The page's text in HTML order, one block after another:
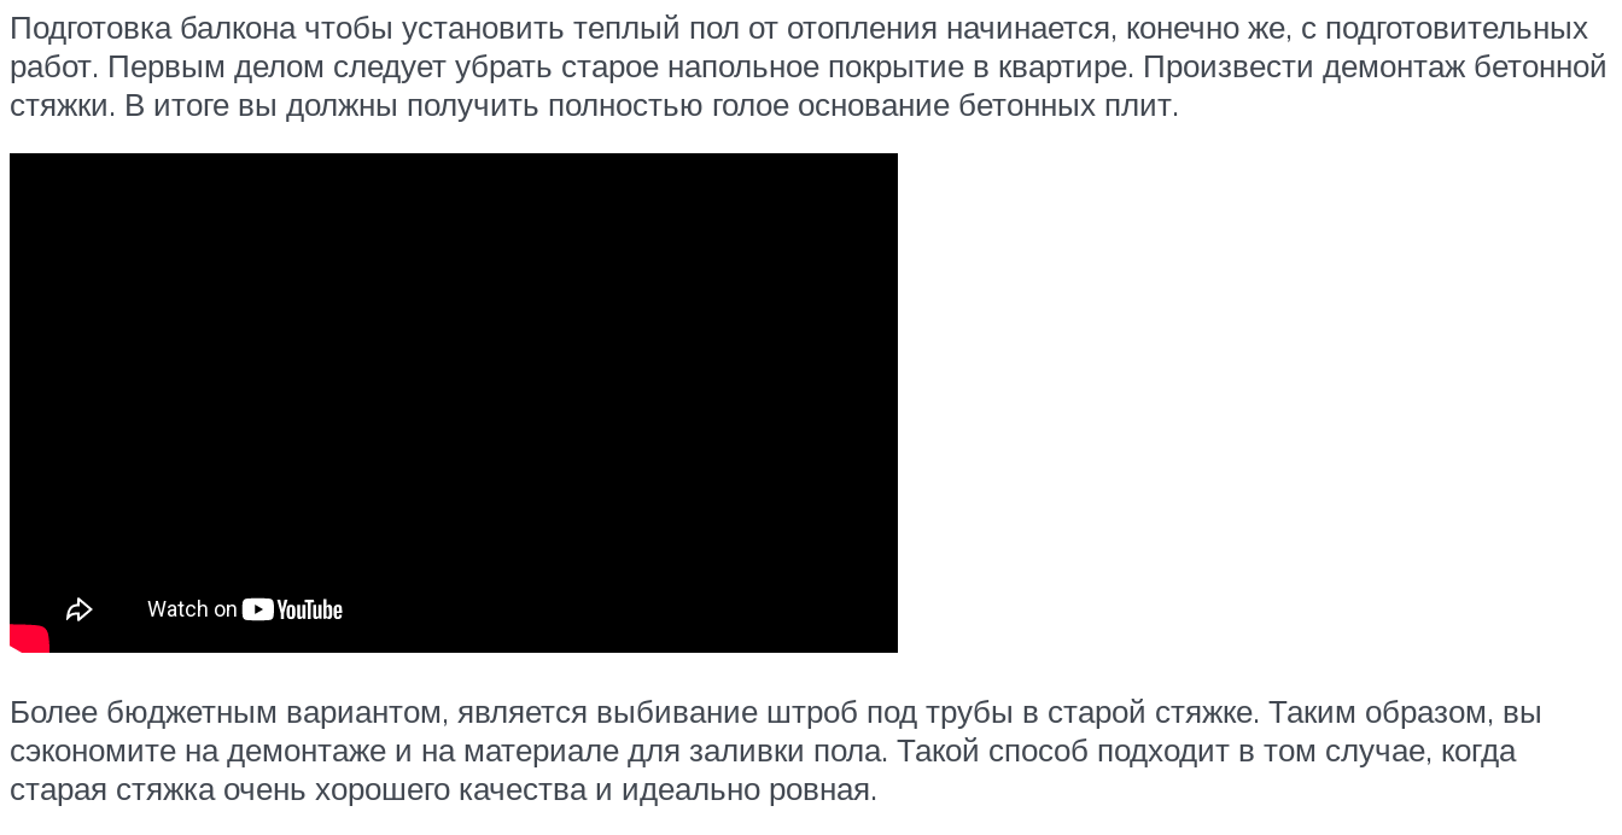
Подготовка балкона чтобы установить теплый пол от отопления начинается, конечно же, с подготовительных
работ. Первым делом следует убрать старое напольное покрытие в квартире. Произвести демонтаж бетонной
стяжки. В итоге вы должны получить полностью голое основание бетонных плит.
Более бюджетным вариантом, является выбивание штроб под трубы в старой стяжке. Таким образом, вы
сэкономите на демонтаже и на материале для заливки пола. Такой способ подходит в том случае, когда
старая стяжка очень хорошего качества и идеально ровная.